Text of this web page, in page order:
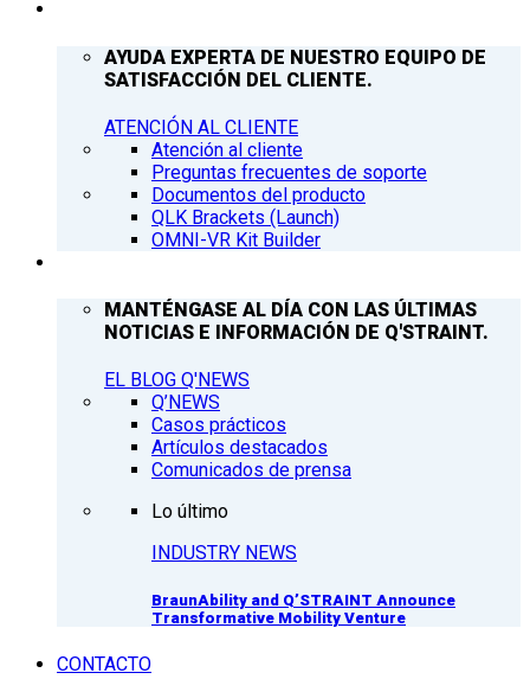
AYUDA EXPERTA DE NUESTRO EQUIPO DE
SATISFACCIÓN DEL CLIENTE.
ATENCIÓN AL CLIENTE
Atención al cliente
Preguntas frecuentes de soporte
Documentos del producto
QLK Brackets (Launch)
OMNI-VR Kit Builder
MANTÉNGASE AL DÍA CON LAS ÚLTIMAS
NOTICIAS E INFORMACIÓN DE Q'STRAINT.
EL BLOG Q'NEWS
Q’NEWS
Casos prácticos
Artículos destacados
Comunicados de prensa
Lo último
INDUSTRY NEWS
BraunAbility and Q’STRAINT Announce
Transformative Mobility Venture
CONTACTO